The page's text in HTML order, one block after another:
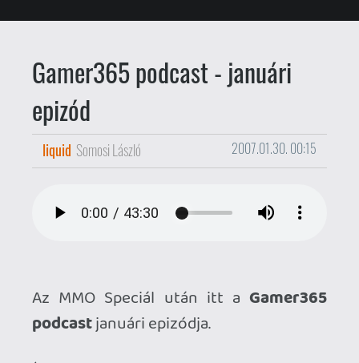
epizód
Az MMO Speciál után itt aGamer365
Ízelítő a tartalomból: PS3 EU premier és
vinne magával egy lakatlan szigetre...
Formátum: mp3, hossz: nagyjából